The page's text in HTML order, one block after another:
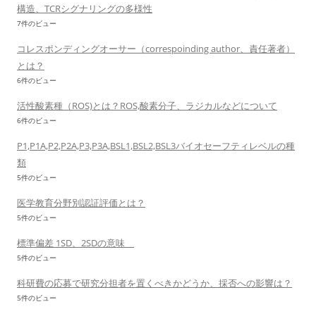
構造、TCRシグナリングの多様性
7件のビュー
コレスポンディングオーサー（correspoinding author、責任著者）
とは？
6件のビュー
活性酸素種（ROS)とは？ROS,酸素分子、ラジカルなどについて
6件のビュー
P1,P1A,P2,P2A,P3,P3A,BSL1,BSL2,BSL3バイオセーフティレベルの種
類
5件のビュー
医学教育分野別認証評価とは？
5件のビュー
標準偏差 1SD、2SDの意味
5件のビュー
科研費の応募で研究分担者を置くべきかどうか、採否への影響は？
5件のビュー